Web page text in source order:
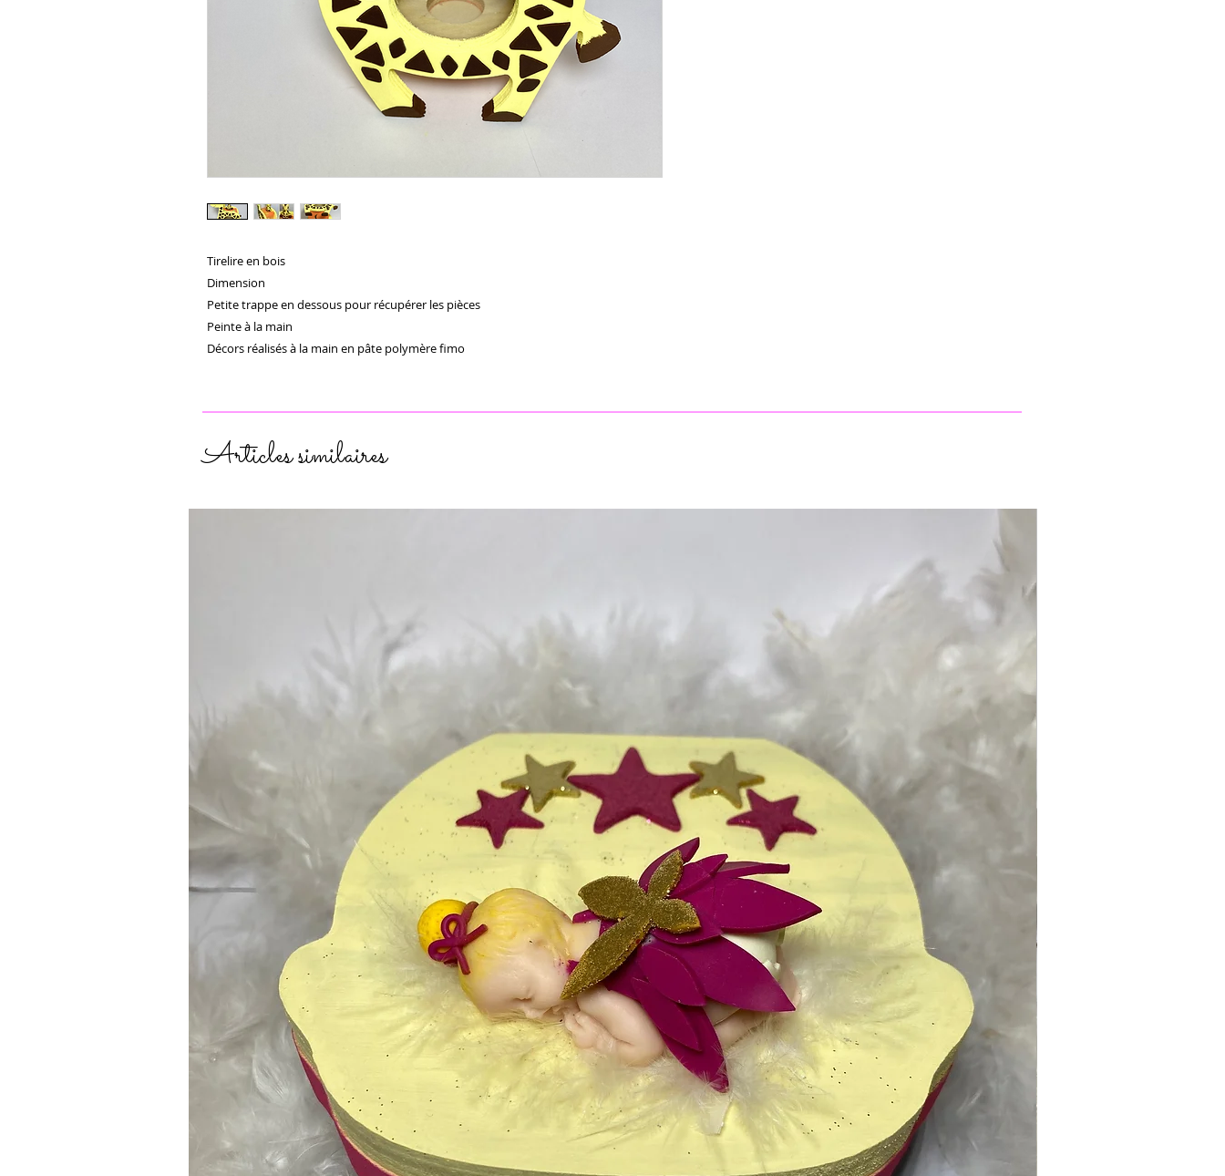
Tirelire en bois
Dimension
Petite trappe en dessous pour récupérer les pièces
Peinte à la main
Décors réalisés à la main en pâte polymère fimo
Articles similaires